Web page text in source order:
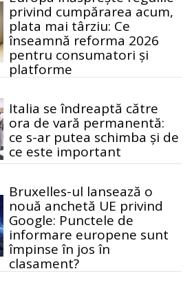
privind cumpărarea acum,
plata mai târziu: Ce
înseamnă reforma 2026
pentru consumatori și
platforme
Italia se îndreaptă către
ora de vară permanentă:
ce s-ar putea schimba și de
ce este important
Bruxelles-ul lansează o
nouă anchetă UE privind
Google: Punctele de
informare europene sunt
împinse în jos în
clasament?